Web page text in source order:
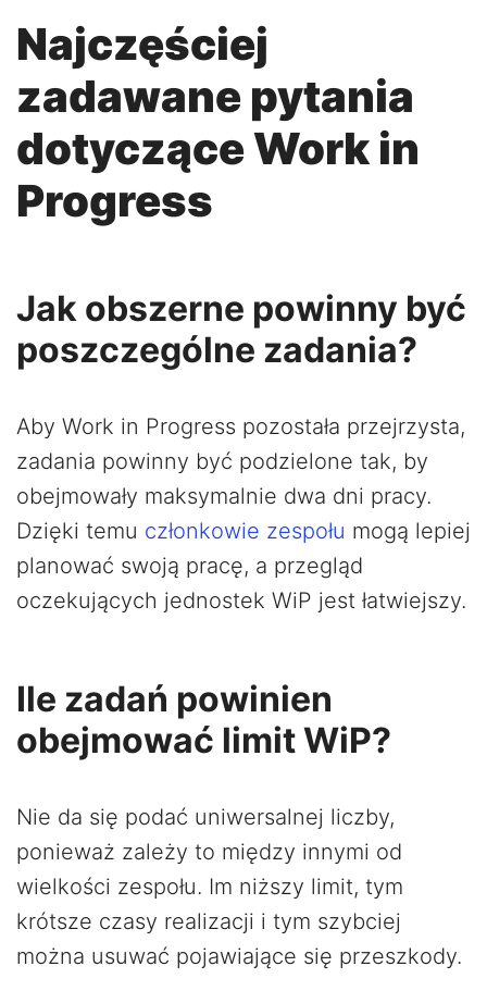
Najczęściej
zadawane pytania
dotyczące Work in
Progress
Jak obszerne powinny być
poszczególne zadania?
Aby Work in Progress pozostała przejrzysta,
zadania powinny być podzielone tak, by
obejmowały maksymalnie dwa dni pracy.
Dzięki temu członkowie zespołu mogą lepiej
planować swoją pracę, a przegląd
oczekujących jednostek WiP jest łatwiejszy.
Ile zadań powinien
obejmować limit WiP?
Nie da się podać uniwersalnej liczby,
ponieważ zależy to między innymi od
wielkości zespołu. Im niższy limit, tym
krótsze czasy realizacji i tym szybciej
można usuwać pojawiające się przeszkody.